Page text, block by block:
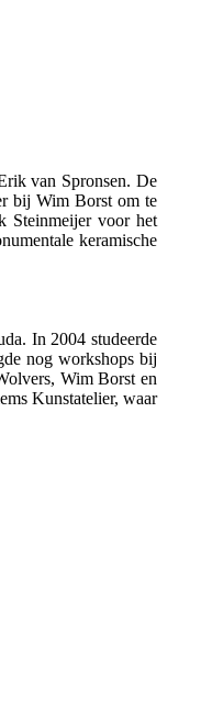
van Spronsen. De
bij Wim Borst om te
Steinmeijer voor het
keramische
In 2004 studeerde
nog workshops bij
Wim Borst en
Kunstatelier, waar